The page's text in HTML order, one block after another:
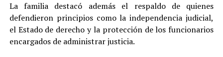
La familia destacó además el respaldo de quienes
defendieron principios como la independencia judicial,
el Estado de derecho y la protección de los funcionarios
encargados de administrar justicia.